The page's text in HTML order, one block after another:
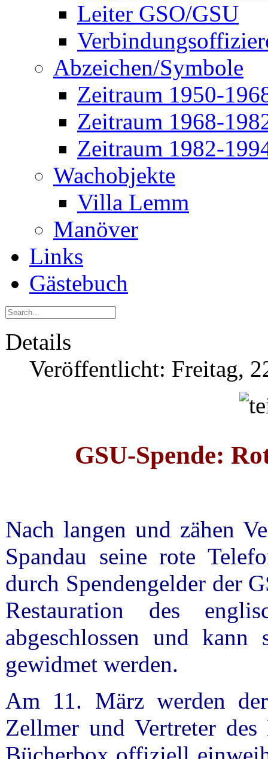
Leiter GSO/GSU
Abzeichen/Symbole
Zeitraum 1950-
Zeitraum 1968-
Zeitraum 1982-
Wachobjekte
Villa Lemm
Manöver
Links
Gästebuch
Details
Veröffentlicht: Freitag,
GSU-Spende:
Nach langen und zähen
Spandau seine rote
durch Spendengelder der
Restauration des
abgeschlossen und
gewidmet werden.
Am 11. März werden
Zellmer und Vertreter